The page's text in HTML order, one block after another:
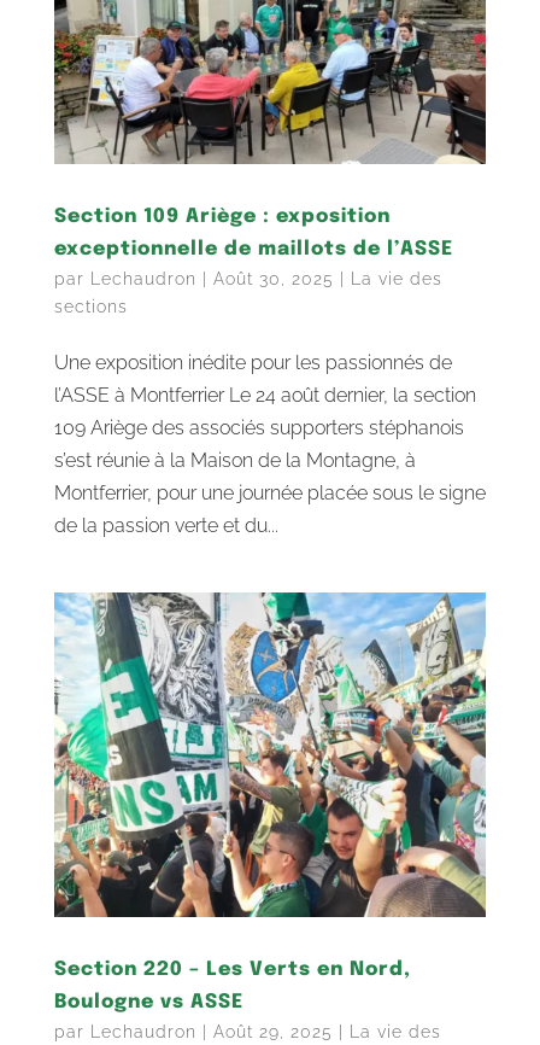
Section 109 Ariège : exposition
exceptionnelle de maillots de l’ASSE
par Lechaudron Août 30, 2025
La vie des
sections
Une exposition inédite pour les passionnés de
l’ASSE à Montferrier Le 24 août dernier, la section
109 Ariège des associés supporters stéphanois
s’est réunie à la Maison de la Montagne, à
Montferrier, pour une journée placée sous le signe
de la passion verte et du...
Section 220 – Les Verts en Nord,
Boulogne vs ASSE
par Lechaudron Août 29, 2025
La vie des